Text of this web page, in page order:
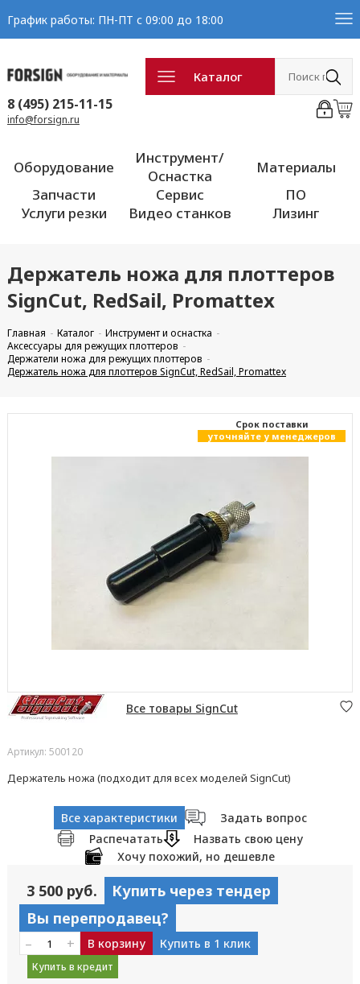
График работы: ПН-ПТ с 09:00 до 18:00
Каталог
8 (495) 215-11-15
info@forsign.ru
Оборудование
Инструмент/
Оснастка
Материалы
Запчасти
Сервис
ПО
Услуги резки
Видео станков Лизинг
Держатель ножа для плоттеров
SignCut, RedSail, Promattex
Главная Каталог
Инструмент и оснастка
Аксессуары для режущих плоттеров
Держатели ножа для режущих плоттеров
Держатель ножа для плоттеров SignCut, RedSail, Promattex
Cрок поставки
уточняйте у менеджеров
Все товары SignCut
Артикул: 500120
Держатель ножа (подходит для всех моделей SignCut)
Все характеристики
Задать вопрос
Распечатать
Назвать свою цену
Хочу похожий, но дешевле
3 500 руб.
Купить через тендер
Вы перепродавец?
– + В корзину Купить в 1 клик
Купить в кредит